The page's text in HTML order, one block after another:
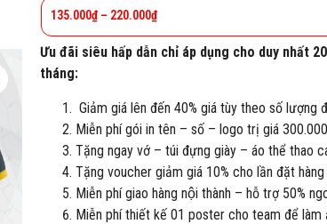
135.000₫– 220.000₫
Ưu đãi siêu hấp dẫn chỉ áp dụng cho duy nhất
tháng:
Giảm giá lên đến 40% giá tùy theo số lượng
Miễn phí gói in tên – số – logo trị giá
Tặng ngay vớ – túi đựng giày – áo thể thao
Tặng voucher giảm giá 10% cho lần đặt
Miễn phí giao hàng nội thành – hỗ trợ 50%
Miễn phí thiết kế 01 poster cho team để